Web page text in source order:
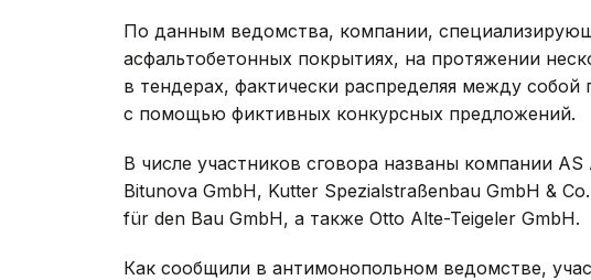
По данным ведомства, компании,
асфальтобетонных покрытиях, на протяжении
в тендерах, фактически распределяя между собой
с помощью фиктивных конкурсных предложений.
В числе участников сговора названы компании
Bitunova GmbH, Kutter Spezialstraßenbau GmbH &
für den Bau GmbH, а также Otto Alte-Teigeler GmbH.
Как сообщили в антимонопольном ведомстве,